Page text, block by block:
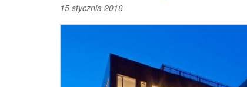
15 stycznia 2016